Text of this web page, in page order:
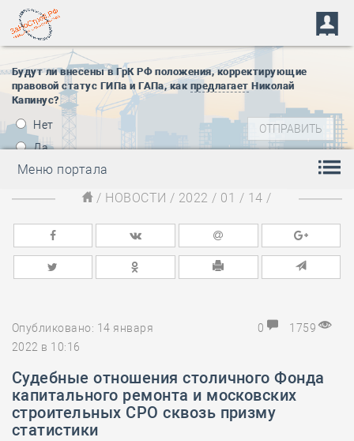
Будут ли внесены в ГрК РФ положения, корректирующие
правовой статус ГИПа и ГАПа, как предлагает Николай
Капинус?
Нет
Да
Меню портала
/ НОВОСТИ / 2022 / 01 / 14 /
Опубликовано: 14 января
2022 в 10:16
0 1759
Судебные отношения столичного Фонда
капитального ремонта и московских
строительных СРО сквозь призму
статистики